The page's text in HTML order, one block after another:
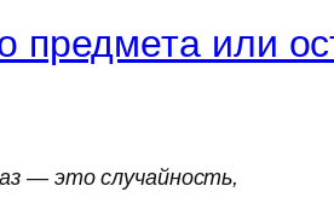
предмета или
— это случайность,